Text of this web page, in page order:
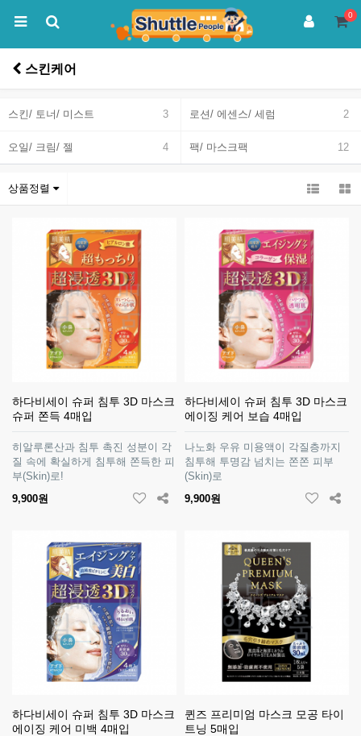
0
스킨케어
스킨/ 토너/ 미스트 3 로션/ 에센스/ 세럼 2
오일/ 크림/ 젤 4 팩/ 마스크팩 12
상품정렬
하다비세이 슈퍼 침투 3D 마스크
슈퍼 쫀득 4매입
히알루론산과 침투 촉진 성분이 각
질 속에 확실하게 침투해 쫀득한 피
부(Skin)로!
9,900원
하다비세이 슈퍼 침투 3D 마스크
에이징 케어 보습 4매입
나노화 우유 미용액이 각질층까지
침투해 투명감 넘치는 쫀쫀 피부
(Skin)로
9,900원
하다비세이 슈퍼 침투 3D 마스크
에이징 케어 미백 4매입
퀸즈 프리미엄 마스크 모공 타이
트닝 5매입